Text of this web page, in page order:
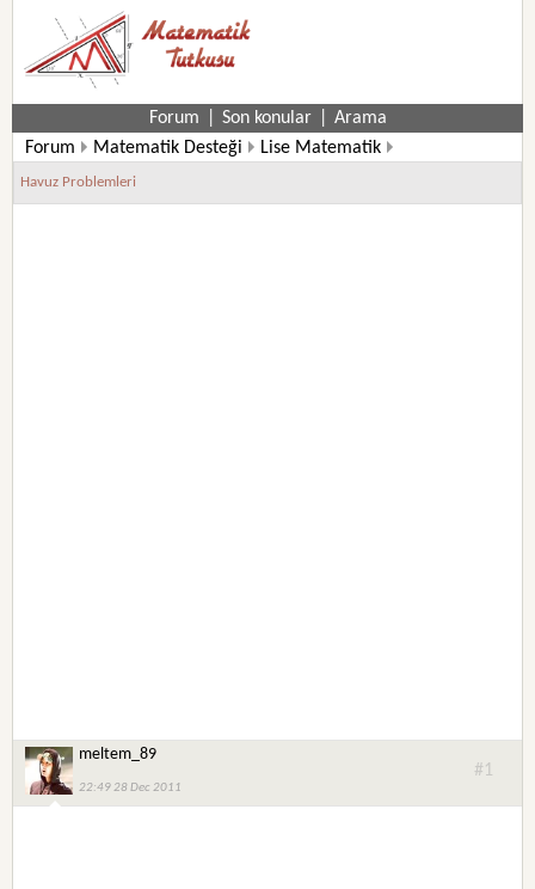
Forum Son konular
Arama
Forum
Matematik Desteği
Lise Matematik
9. Sınıf Matematik Soruları
Havuz Problemleri
meltem_89
22:49 28 Dec 2011
#1